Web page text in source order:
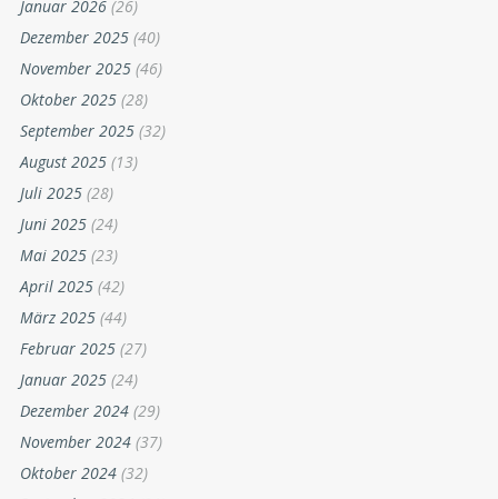
Januar 2026 (26)
Dezember 2025 (40)
November 2025 (46)
Oktober 2025 (28)
September 2025 (32)
August 2025 (13)
Juli 2025 (28)
Juni 2025 (24)
Mai 2025 (23)
April 2025 (42)
März 2025 (44)
Februar 2025 (27)
Januar 2025 (24)
Dezember 2024 (29)
November 2024 (37)
Oktober 2024 (32)